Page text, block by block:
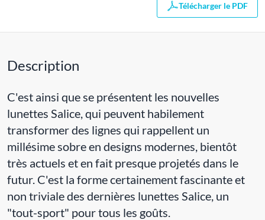
Télécharger le PDF
Description
C'est ainsi que se présentent les nouvelles
lunettes Salice, qui peuvent habilement
transformer des lignes qui rappellent un
millésime sobre en designs modernes, bientôt
très actuels et en fait presque projetés dans le
futur. C'est la forme certainement fascinante et
non triviale des dernières lunettes Salice, un
"tout-sport" pour tous les goûts.